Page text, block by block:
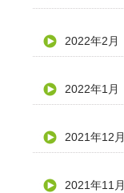
2022年2月
2022年1月
2021年12月
2021年11月